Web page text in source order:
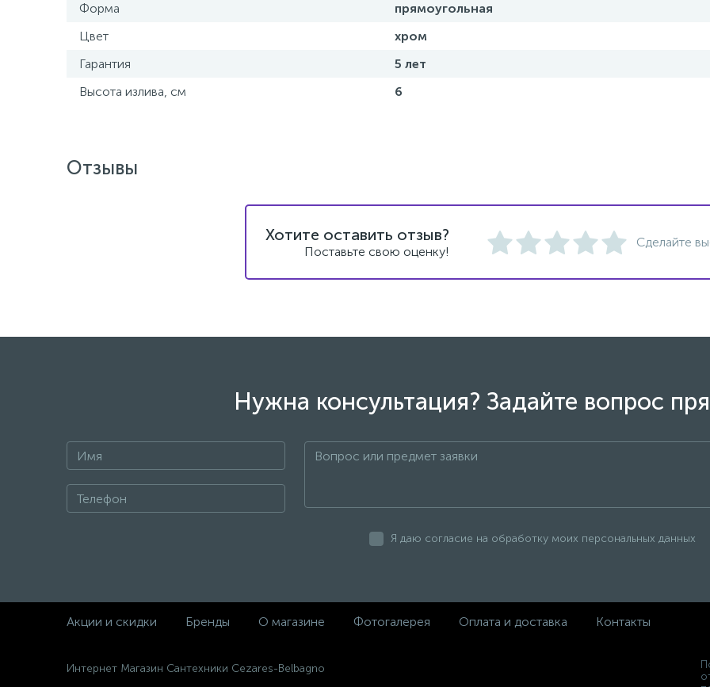
Форма
прямоугольная
Цвет
хром
Гарантия
5 лет
Высота излива, см
6
Отзывы
Хотите оставить отзыв?
Поставьте свою оценку!
Сделайте
Нужна консультация? Задайте вопрос
+7
Я даю согласие на обработку моих персональных данных
Акции и скидки Бренды О магазине Фотогалерея Оплата и доставка Контакты
Интернет Магазин Сантехники Cezares-Belbagno